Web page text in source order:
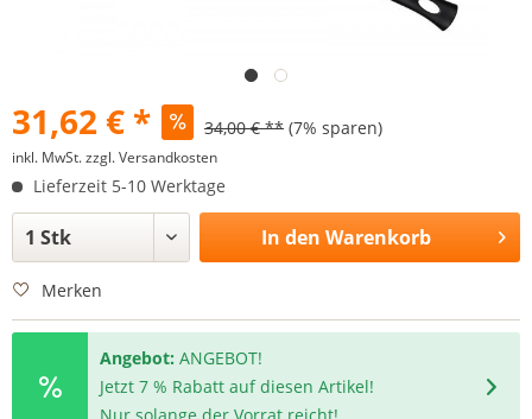
31,62 € * 34,00 € ** (7% sparen)
inkl. MwSt.zzgl. Versandkosten
Lieferzeit 5-10 Werktage
In den Warenkorb
Merken
Angebot: ANGEBOT!
Jetzt 7 % Rabatt auf diesen Artikel!